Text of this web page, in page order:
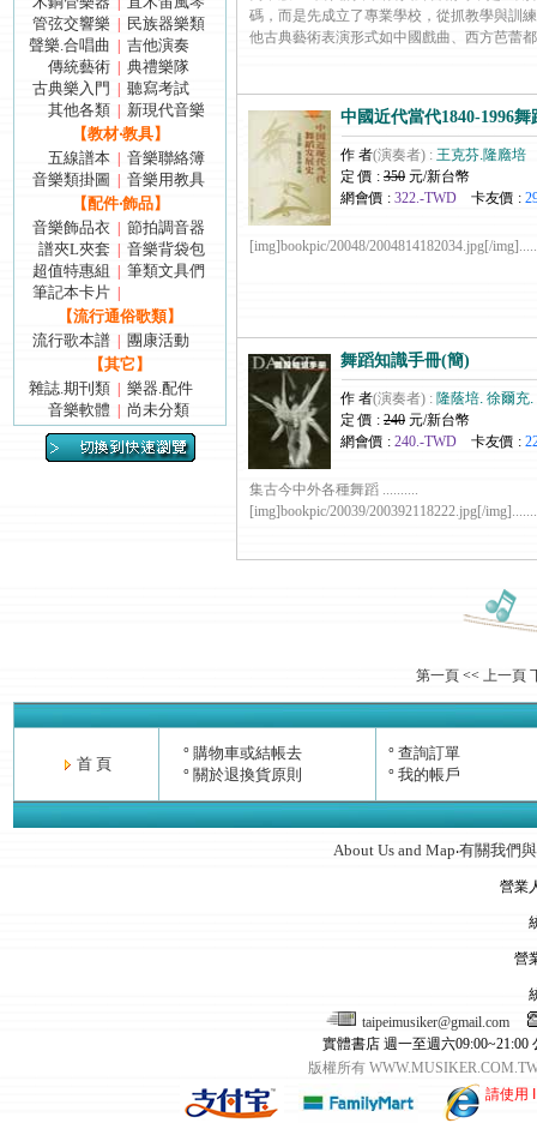
管弦交響樂
民族器樂類
聲樂.合唱曲
吉他演奏
傳統藝術
典禮樂隊
古典樂入門
聽寫考試
其他各類
新現代音樂
【教材‧教具】
五線譜本
音樂聯絡簿
音樂類掛圖
音樂用教具
【配件‧飾品】
音樂飾品衣
節拍調音器
譜夾L夾套
音樂背袋包
超值特惠組
筆類文具們
筆記本卡片
【流行通俗歌類】
流行歌本譜
團康活動
【其它】
雜誌.期刊類
樂器.配件
音樂軟體
尚未分類
碼，而是先成立了專業學校，從抓教學與訓
他古典藝術表演形式如中國戲曲、西方芭蕾
中國近代當代1840-1996
作 者(演奏者) : 王克芬.隆廕培
定 價 : 350 元/新台幣
網會價 : 322.-TWD 卡友價 :
[img]bookpic/20048/2004814182034.jpg[/
舞蹈知識手冊(簡)
作 者(演奏者) : 隆蔭培. 徐爾充
定 價 : 240 元/新台幣
網會價 : 240.-TWD 卡友價 :
集古今中外各種舞蹈 ..........
[img]bookpic/20039/200392118222.jpg[/
第一頁 << 上一頁
首 頁
° 購物車或結帳去
° 關於退換貨原則
° 查詢訂單
° 我的帳戶
About Us and Map‧有關我們
營業
營
taipeimusiker@gmail.com
實體書店 週一至週六09:00~21:00
版權所有
請使用